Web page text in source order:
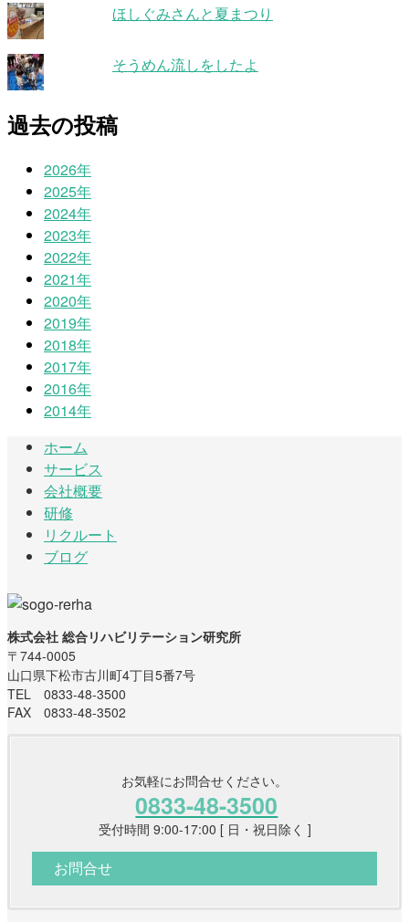
ほしぐみさんと夏まつり
そうめん流しをしたよ
過去の投稿
2026年
2025年
2024年
2023年
2022年
2021年
2020年
2019年
2018年
2017年
2016年
2014年
ホーム
サービス
会社概要
研修
リクルート
ブログ
株式会社 総合リハビリテーション研究所
〒744-0005
山口県下松市古川町4丁目5番7号
TEL 0833-48-3500
FAX 0833-48-3502
お気軽にお問合せください。
0833-48-3500
受付時間 9:00-17:00 [ 日・祝日除く ]
お問合せ